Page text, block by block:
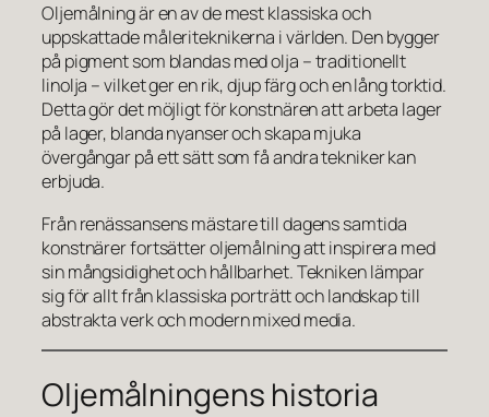
Oljemålning är en av de mest klassiska och
uppskattade måleriteknikerna i världen. Den bygger
på pigment som blandas med olja – traditionellt
linolja – vilket ger en rik, djup färg och en lång torktid.
Detta gör det möjligt för konstnären att arbeta lager
på lager, blanda nyanser och skapa mjuka
övergångar på ett sätt som få andra tekniker kan
erbjuda.
Från renässansens mästare till dagens samtida
konstnärer fortsätter oljemålning att inspirera med
sin mångsidighet och hållbarhet. Tekniken lämpar
sig för allt från klassiska porträtt och landskap till
abstrakta verk och modern mixed media.
Oljemålningens historia